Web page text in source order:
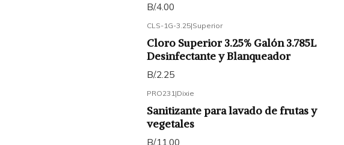
B/.4.00
CLS-1G-3.25|Superior
Cloro Superior 3.25% Galón 3.785L
Desinfectante y Blanqueador
B/.2.25
PRO231 |Dixie
Sanitizante para lavado de frutas y
vegetales
B/.11.00